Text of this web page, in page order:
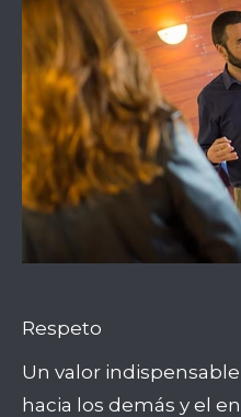
Respeto
Un valor
hacia los demás y el